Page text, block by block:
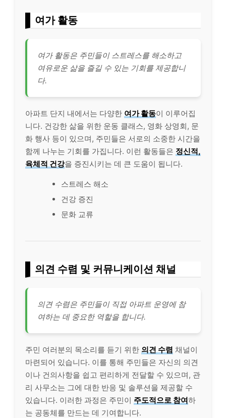
여가 활동
여가 활동은 주민들이 스트레스를 해소하고
여유로운 삶을 즐길 수 있는 기회를 제공합니
다.
아파트 단지 내에서는 다양한 여가 활동이 이루어집
니다. 건강한 삶을 위한 운동 클래스, 영화 상영회, 문
화 행사 등이 있으며, 주민들은 서로의 소중한 시간을
함께 나누는 기회를 가집니다. 이런 활동들은 정신적,
육체적 건강을 증진시키는 데 큰 도움이 됩니다.
스트레스 해소
건강 증진
문화 교류
의견 수렴 및 커뮤니케이션 채널
의견 수렴은 주민들이 직접 아파트 운영에 참
여하는 데 중요한 역할을 합니다.
주민 여러분의 목소리를 듣기 위한 의견 수렴 채널이
마련되어 있습니다. 이를 통해 주민들은 자신의 의견
이나 건의사항을 쉽고 편리하게 전달할 수 있으며, 관
리 사무소는 그에 대한 반응 및 솔루션을 제공할 수
있습니다. 이러한 과정은 주민이 주도적으로 참여하
는 공동체를 만드는 데 기여합니다.